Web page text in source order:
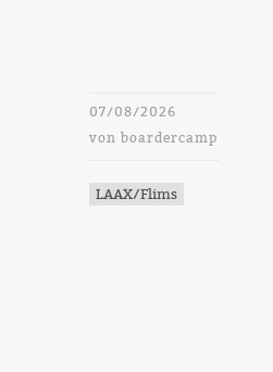
07/08/2026
von boardercamp
LAAX/Flims